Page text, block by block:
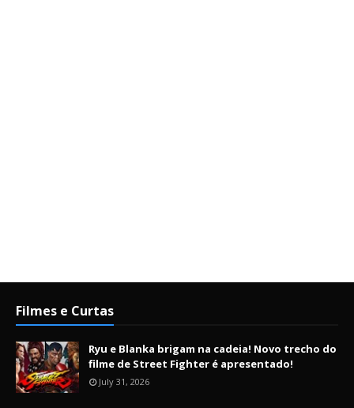
Filmes e Curtas
Ryu e Blanka brigam na cadeia! Novo trecho do
filme de Street Fighter é apresentado!
July 31, 2026